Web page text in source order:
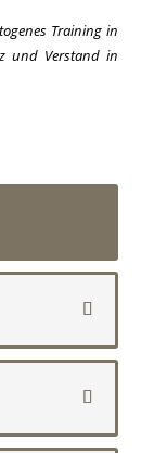
Training in
und Verstand in